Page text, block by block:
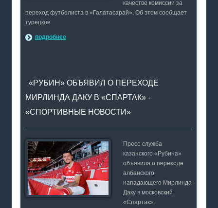
качестве комиссии за
переход футболиста в «Галатасарай». Об этом сообщает
турецкое
подробнее
«РУБИН» ОБЪЯВИЛ О ПЕРЕХОДЕ
МИРЛИНДА ДАКУ В «СПАРТАК» -
«СПОРТИВНЫЕ НОВОСТИ»
Пресс-служба
казанского «Рубина»
объявила о переходе
албанского
нападающего Мирлинда
Даку в московский
«Спартак».